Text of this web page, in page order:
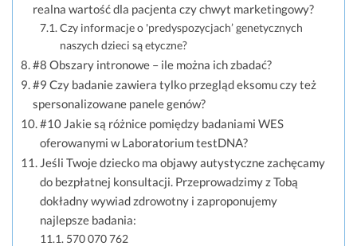
realna wartość dla pacjenta czy chwyt marketingowy?
Czy informacje o 'predyspozycjach’ genetycznych
naszych dzieci są etyczne?
#8 Obszary intronowe – ile można ich zbadać?
#9 Czy badanie zawiera tylko przegląd eksomu czy też
spersonalizowane panele genów?
#10 Jakie są różnice pomiędzy badaniami WES
oferowanymi w Laboratorium testDNA?
Jeśli Twoje dziecko ma objawy autystyczne zachęcamy
do bezpłatnej konsultacji. Przeprowadzimy z Tobą
dokładny wywiad zdrowotny i zaproponujemy
najlepsze badania:
570 070 762